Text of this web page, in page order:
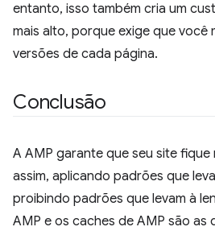
entanto, isso também cria um
mais alto, porque exige que você
versões de cada página.
Conclusão
A AMP garante que seu site
assim, aplicando padrões que
proibindo padrões que levam à
AMP e os caches de AMP são as